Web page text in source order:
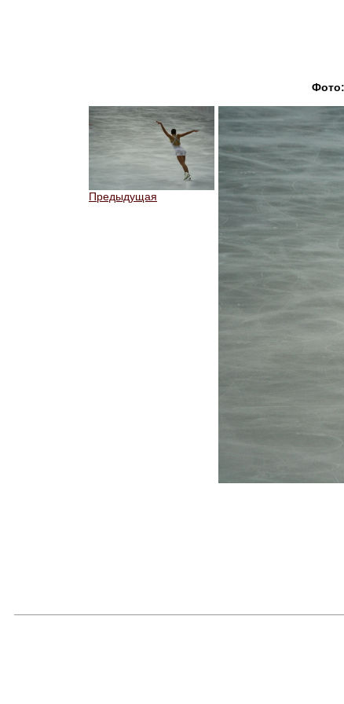
Фото:
Предыдущая